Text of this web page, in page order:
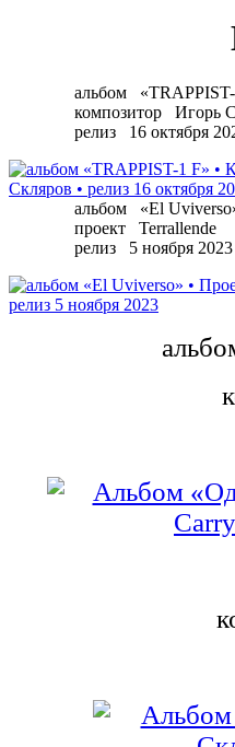
альбом
композитор
Игорь
релиз
16 октября
альбом
«El
проект
Terrallende
релиз
5 ноября 2023